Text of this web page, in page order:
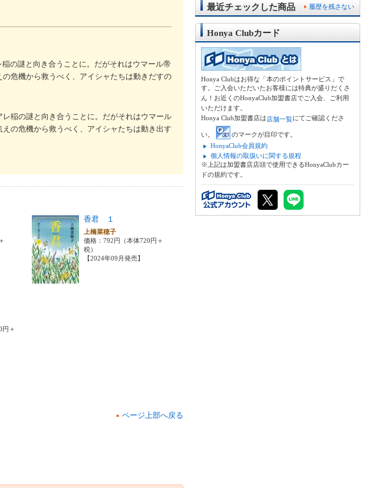
の謎と向き合うことに。だがそれはウマール帝
危機から救うべく、アイシャたちは動きだすの
稲の謎と向き合うことに。だがそれはウマール
の危機から救うべく、アイシャたちは動き出す
香君 １
上橋菜穂子
価格：792円（本体720円＋
税）
【2024年09月発売】
円＋
ページ上部へ戻る
履歴を残さない
最近チェックした商品
Honya Clubカード
Honya Clubはお得な「本のポイントサービス」で
す。ご入会いただいたお客様には特典が盛りだくさ
ん！お近くのHonyaClub加盟書店でご入会、ご利用
いただけます。
Honya Club加盟書店は店舗一覧にてご確認くださ
い。
のマークが目印です。
HonyaClub会員規約
個人情報の取扱いに関する規程
※上記は加盟書店店頭で使用できるHonyaClubカー
ドの規約です。